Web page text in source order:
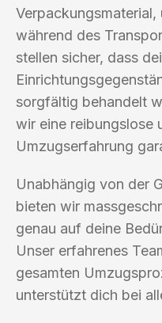
während des
stellen sicher, dass
sorgfältig behandelt
wir eine reibungslose
Umzugserfahrung
Unabhängig von der
bieten wir
genau auf deine
Unser erfahrenes
gesamten
unterstützt dich bei